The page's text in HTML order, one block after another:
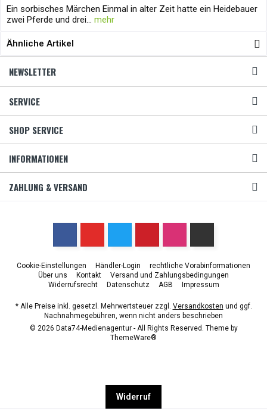
Ein sorbisches Märchen Einmal in alter Zeit hatte ein Heidebauer
zwei Pferde und drei... mehr
Ähnliche Artikel
NEWSLETTER
SERVICE
SHOP SERVICE
INFORMATIONEN
ZAHLUNG & VERSAND
Cookie-Einstellungen Händler-Login
rechtliche Vorabinformationen
Über uns
Kontakt
Versand und Zahlungsbedingungen
Widerrufsrecht
Datenschutz AGB Impressum
* Alle Preise inkl. gesetzl. Mehrwertsteuer zzgl. Versandkosten und ggf.
Nachnahmegebühren, wenn nicht anders beschrieben
© 2026 Data74-Medienagentur - All Rights Reserved. Theme by
ThemeWare®
Widerruf